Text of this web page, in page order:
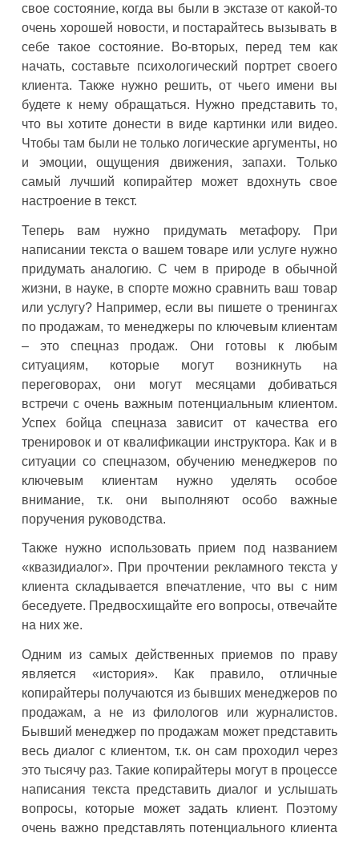
свое состояние, когда вы были в экстазе от какой-то
очень хорошей новости, и постарайтесь вызывать в
себе такое состояние. Во-вторых, перед тем как
начать, составьте психологический портрет своего
клиента. Также нужно решить, от чьего имени вы
будете к нему обращаться. Нужно представить то,
что вы хотите донести в виде картинки или видео.
Чтобы там были не только логические аргументы, но
и эмоции, ощущения движения, запахи. Только
самый лучший копирайтер может вдохнуть свое
настроение в текст.
Теперь вам нужно придумать метафору. При
написании текста о вашем товаре или услуге нужно
придумать аналогию. С чем в природе в обычной
жизни, в науке, в спорте можно сравнить ваш товар
или услугу? Например, если вы пишете о тренингах
по продажам, то менеджеры по ключевым клиентам
– это спецназ продаж. Они готовы к любым
ситуациям, которые могут возникнуть на
переговорах, они могут месяцами добиваться
встречи с очень важным потенциальным клиентом.
Успех бойца спецназа зависит от качества его
тренировок и от квалификации инструктора. Как и в
ситуации со спецназом, обучению менеджеров по
ключевым клиентам нужно уделять особое
внимание, т.к. они выполняют особо важные
поручения руководства.
Также нужно использовать прием под названием
«квазидиалог». При прочтении рекламного текста у
клиента складывается впечатление, что вы с ним
беседуете. Предвосхищайте его вопросы, отвечайте
на них же.
Одним из самых действенных приемов по праву
является «история». Как правило, отличные
копирайтеры получаются из бывших менеджеров по
продажам, а не из филологов или журналистов.
Бывший менеджер по продажам может представить
весь диалог с клиентом, т.к. он сам проходил через
это тысячу раз. Такие копирайтеры могут в процессе
написания текста представить диалог и услышать
вопросы, которые может задать клиент. Поэтому
очень важно представлять потенциального клиента